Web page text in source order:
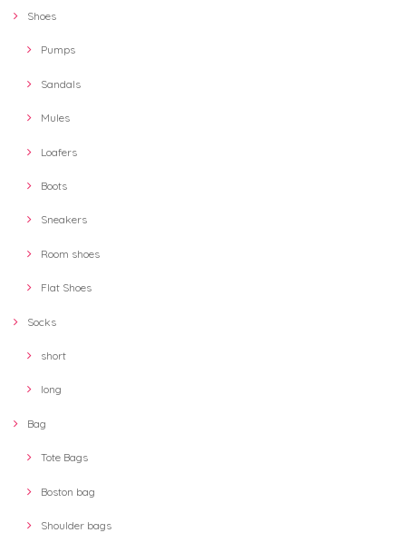
Shoes
Pumps
Sandals
Mules
Loafers
Boots
Sneakers
Room shoes
Flat Shoes
Socks
short
long
Bag
Tote Bags
Boston bag
Shoulder bags